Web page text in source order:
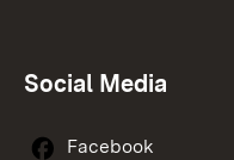
Social Media
Facebook